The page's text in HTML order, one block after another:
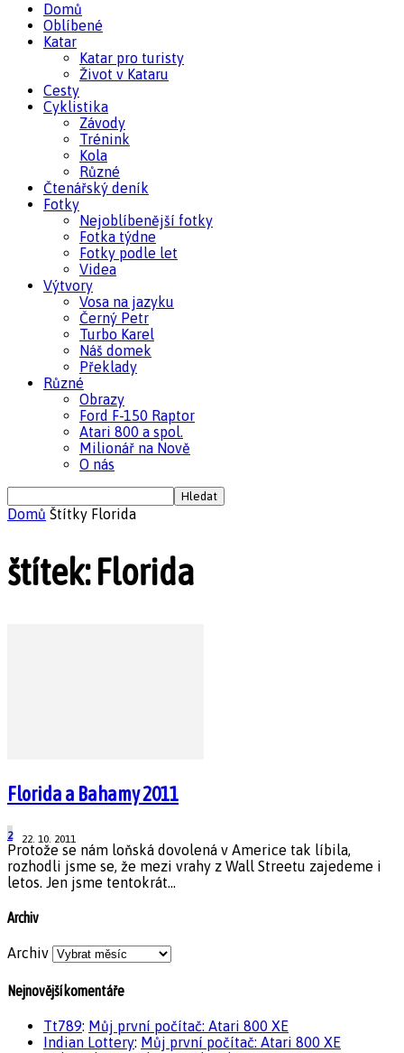
Domů
Oblíbené
Katar
Katar pro turisty
Život v Kataru
Cesty
Cyklistika
Závody
Trénink
Kola
Různé
Čtenářský deník
Fotky
Nejoblíbenější fotky
Fotka týdne
Fotky podle let
Videa
Výtvory
Vosa na jazyku
Černý Petr
Turbo Karel
Náš domek
Překlady
Různé
Obrazy
Ford F-150 Raptor
Atari 800 a spol.
Milionář na Nově
O nás
Domů Štítky Florida
štítek: Florida
Florida a Bahamy 2011
22. 10. 2011
2
Protože se nám loňská dovolená v Americe tak líbila,
rozhodli jsme se, že mezi vrahy z Wall Streetu zajedeme i
letos. Jen jsme tentokrát...
Archiv
Archiv
Nejnovější komentáře
Tt789: Můj první počítač: Atari 800 XE
Indian Lottery: Můj první počítač: Atari 800 XE